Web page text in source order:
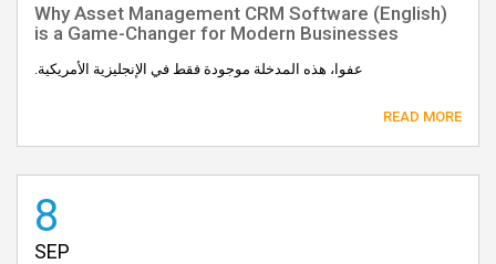
(English) Why Asset Management CRM Software
is a Game-Changer for Modern Businesses
عفوا، هذه المدخلة موجودة فقط في الإنجليزية الأمريكية.
READ MORE
8
SEP